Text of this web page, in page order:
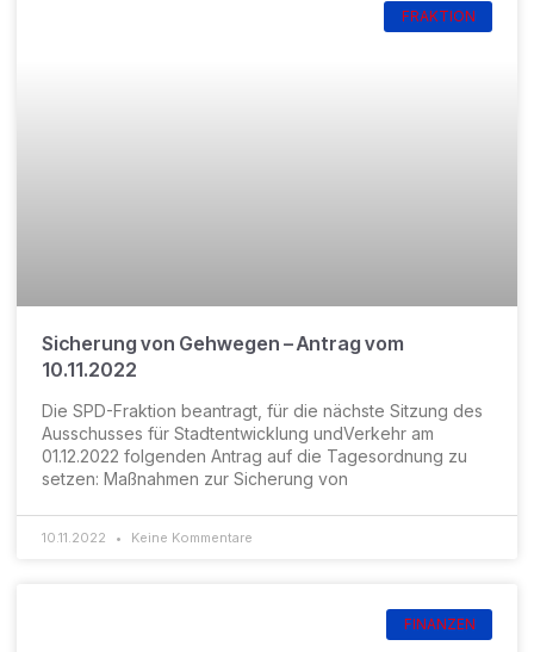
FRAKTION
Sicherung von Gehwegen – Antrag vom
10.11.2022
Die SPD-Fraktion beantragt, für die nächste Sitzung des
Ausschusses für Stadtentwicklung undVerkehr am
01.12.2022 folgenden Antrag auf die Tagesordnung zu
setzen: Maßnahmen zur Sicherung von
10.11.2022 Keine Kommentare
FINANZEN